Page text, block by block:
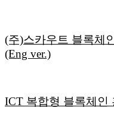
(주)스카우트 블록체
(Eng ver.)
ICT 복합형 블록체인